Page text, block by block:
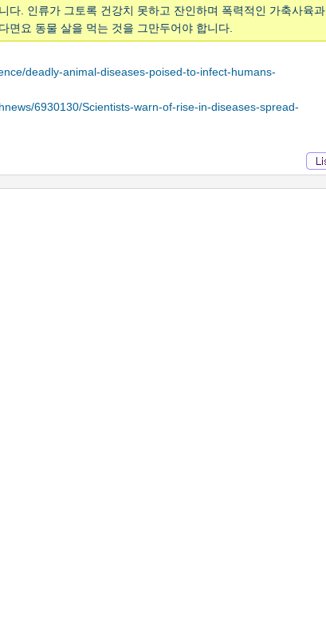
다. 인류가 그토록 건강치 못하고 잔인하며 폭력적인 가축사육과
면요 동물 살을 먹는 것을 그만두어야 합니다.
deadly-animal-diseases-poised-to-infect-humans-
6930130/Scientists-warn-of-rise-in-diseases-spread-